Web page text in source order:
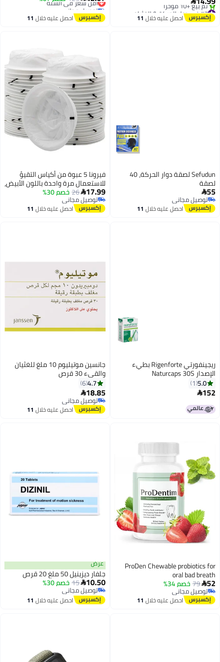
#7 في دوار الحركة & الغثيان
توصيل مجاني
تم بيع +10 مؤخرًا
احصل عليه خلال 11
السيارات، القوارب، الطائرات، مثالية
للأطفال والبالغين، سهلة الاستخدام
خلف الأذن.
توصيل مجاني
أقل سعر في السنة
احصل عليه خلال 11
Sefudun لصقة دوار الحركة، 40
لصقة
55
توصيل مجاني
توصيل مجانياحصل عليه خلال 11
اغسطس
فيرونا 5 عبوة من أكياس التقيؤ
للاستعمال مرة واحدة باللون الأبيض،
أكياس القيء للسفر ودوار الحركة،
1000 مل
17.99
26 خصم 30%
توصيل مجاني
توصيل مجانياحصل عليه خلال 11
اغسطس
ريجينفورتي Rigenforte بطيء
الإصدار Naturcaps 30S
5.0
1
152
جانسين موتيليوم 10 ملغ للغثيان
والقىء 30 قرص
4.7
6
18.85
توصيل مجاني
توصيل مجانياحصل عليه خلال 11
ProDen Chewable probiotics for
oral bad breath
52
79 خصم 34%
توصيل مجاني
توصيل مجانياحصل عليه خلال 11
عرض
جلفار ديزينيل 50 ملغ 20 قرص
10.50
15 خصم 30%
توصيل مجاني
توصيل مجانياحصل عليه خلال 11